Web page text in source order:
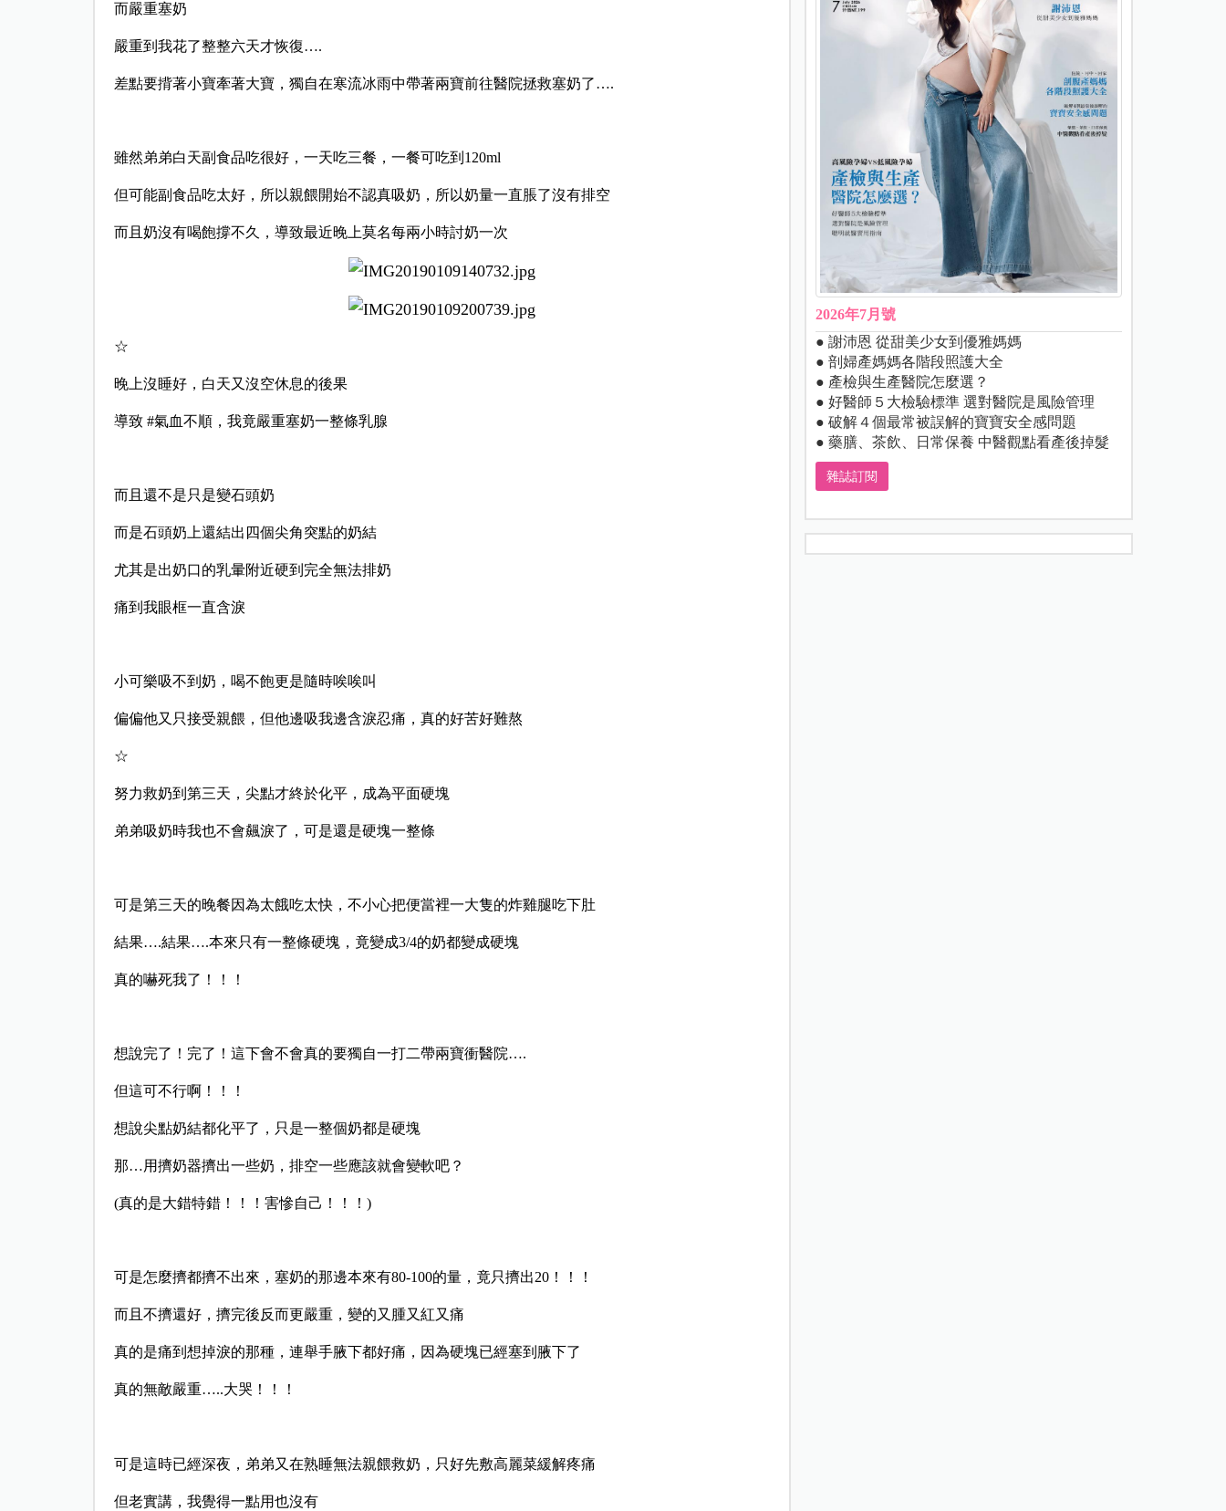
而嚴重塞奶
嚴重到我花了整整六天才恢復….
差點要揹著小寶牽著大寶，獨自在寒流冰雨中帶著兩寶前往醫院拯救塞奶了….
雖然弟弟白天副食品吃很好，一天吃三餐，一餐可吃到120ml
但可能副食品吃太好，所以親餵開始不認真吸奶，所以奶量一直脹了沒有排空
而且奶沒有喝飽撐不久，導致最近晚上莫名每兩小時討奶一次
☆
晚上沒睡好，白天又沒空休息的後果
導致 #氣血不順，我竟嚴重塞奶一整條乳腺
而且還不是只是變石頭奶
而是石頭奶上還結出四個尖角突點的奶結
尤其是出奶口的乳暈附近硬到完全無法排奶
痛到我眼框一直含淚
小可樂吸不到奶，喝不飽更是隨時唉唉叫
偏偏他又只接受親餵，但他邊吸我邊含淚忍痛，真的好苦好難熬
☆
努力救奶到第三天，尖點才終於化平，成為平面硬塊
弟弟吸奶時我也不會飆淚了，可是還是硬塊一整條
可是第三天的晚餐因為太餓吃太快，不小心把便當裡一大隻的炸雞腿吃下肚
結果….結果….本來只有一整條硬塊，竟變成3/4的奶都變成硬塊
真的嚇死我了！！！
想說完了！完了！這下會不會真的要獨自一打二帶兩寶衝醫院….
但這可不行啊！！！
想說尖點奶結都化平了，只是一整個奶都是硬塊
那…用擠奶器擠出一些奶，排空一些應該就會變軟吧？
(真的是大錯特錯！！！害慘自己！！！)
可是怎麼擠都擠不出來，塞奶的那邊本來有80-100的量，竟只擠出20！！！
而且不擠還好，擠完後反而更嚴重，變的又腫又紅又痛
真的是痛到想掉淚的那種，連舉手腋下都好痛，因為硬塊已經塞到腋下了
真的無敵嚴重…..大哭！！！
可是這時已經深夜，弟弟又在熟睡無法親餵救奶，只好先敷高麗菜緩解疼痛
但老實講，我覺得一點用也沒有
2026年7月號
● 謝沛恩 從甜美少女到優雅媽媽
● 剖婦產媽媽各階段照護大全
● 產檢與生產醫院怎麼選？
● 好醫師５大檢驗標準 選對醫院是風險管理
● 破解４個最常被誤解的寶寶安全感問題
● 藥膳、茶飲、日常保養 中醫觀點看產後掉髮
雜誌訂閱